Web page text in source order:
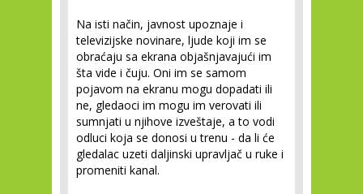
Na isti način, javnost upoznaje i
televizijske novinare, ljude koji im se
obraćaju sa ekrana objašnjavajući im
šta vide i čuju. Oni im se samom
pojavom na ekranu mogu dopadati ili
ne, gledaoci im mogu im verovati ili
sumnjati u njihove izveštaje, a to vodi
odluci koja se donosi u trenu - da li će
gledalac uzeti daljinski upravljač u ruke i
promeniti kanal.